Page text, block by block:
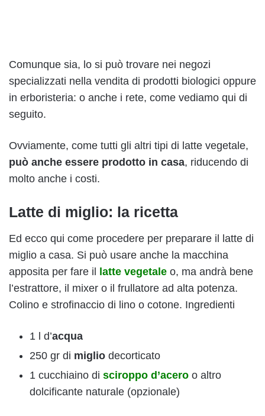
Comunque sia, lo si può trovare nei negozi
specializzati nella vendita di prodotti biologici oppure
in erboristeria: o anche i rete, come vediamo qui di
seguito.
Ovviamente, come tutti gli altri tipi di latte vegetale,
può anche essere prodotto in casa, riducendo di
molto anche i costi.
Latte di miglio: la ricetta
Ed ecco qui come procedere per preparare il latte di
miglio a casa. Si può usare anche la macchina
apposita per fare il latte vegetale o, ma andrà bene
l’estrattore, il mixer o il frullatore ad alta potenza.
Colino e strofinaccio di lino o cotone. Ingredienti
1 l d’acqua
250 gr di miglio decorticato
1 cucchiaino di sciroppo d’acero o altro
dolcificante naturale (opzionale)